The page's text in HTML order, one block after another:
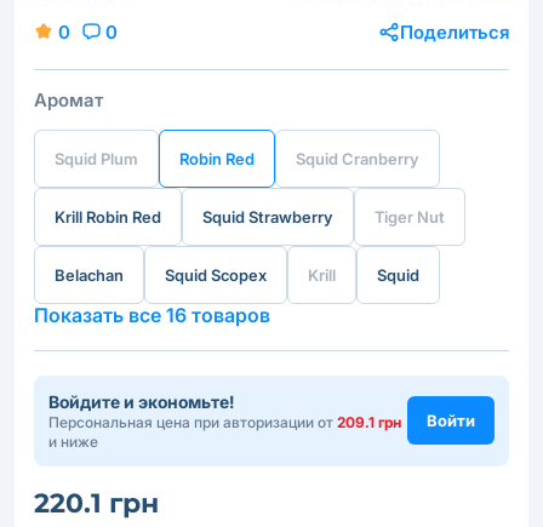
0 0 Поделиться
Аромат
Squid Plum Robin Red Squid Сranberry
Krill Robin Red Squid Strawberry Tiger Nut
Belachan Squid Scopex Krill Squid
Показать все 16 товаров
Войдите и экономьте!
Персональная цена при авторизации от 209.1 грн
и ниже
Войти
220.1 грн